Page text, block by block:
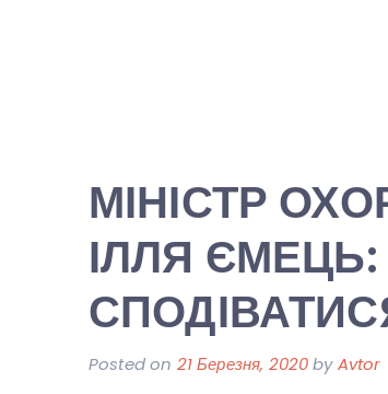
МІНІСТР
ІЛЛЯ
Posted on 21 Березня, 2020byAvtor